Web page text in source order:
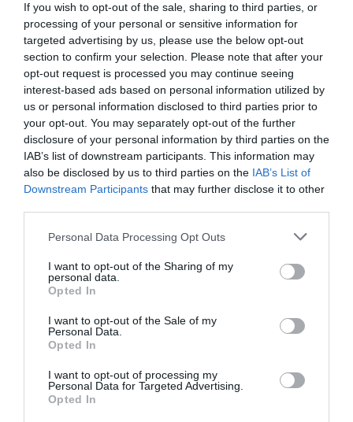
If you wish to opt-out of the sale, sharing to third parties, or
processing of your personal or sensitive information for
targeted advertising by us, please use the below opt-out
section to confirm your selection. Please note that after your
opt-out request is processed you may continue seeing
interest-based ads based on personal information utilized by
us or personal information disclosed to third parties prior to
your opt-out. You may separately opt-out of the further
disclosure of your personal information by third parties on the
IAB’s list of downstream participants. This information may
also be disclosed by us to third parties on the IAB’s List of
Downstream Participants that may further disclose it to other
Please note that this website/app uses one or more Google
not limited to your visit or usage behaviour. You may click to
grant or deny consent to Google and its third-party tags to
use your data for below specified purposes in below Google
consent section.
Personal Data Processing Opt Outs
I want to opt-out of the Sharing of my
personal data.
Opted In
I want to opt-out of the Sale of my
Personal Data.
Opted In
I want to opt-out of processing my
Personal Data for Targeted Advertising.
Opted In
Stop Eating These 3 Foods That Are Known to
Cause Parasites
More
7 h 33 min